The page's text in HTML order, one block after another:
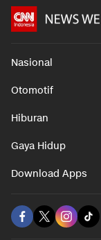
Nasional
Otomotif
Hiburan
Gaya Hidup
Download Apps